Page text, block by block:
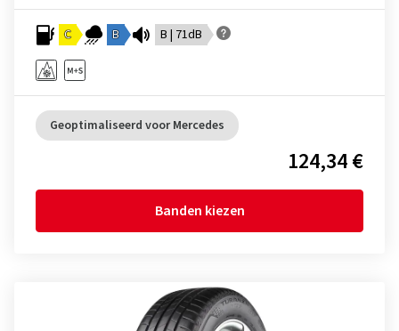
C B B | 71dB
Geoptimaliseerd voor Mercedes
124,34 €
Banden kiezen